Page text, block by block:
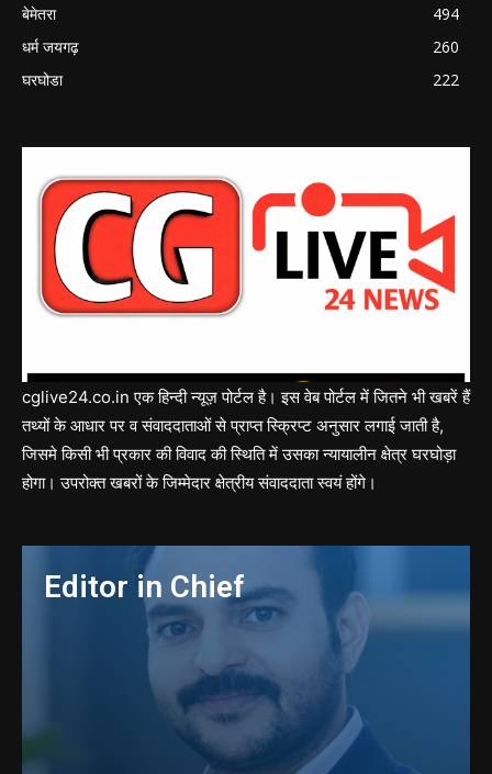
बेमेतरा
494
धर्म जयगढ़
260
घरघोडा
222
cglive24.co.in एक हिन्दी न्यूज़ पोर्टल है। इस वेब पोर्टल में जितने भी खबरें हैं
तथ्यों के आधार पर व संवाददाताओं से प्राप्त स्क्रिप्ट अनुसार लगाई जाती है,
जिसमे किसी भी प्रकार की विवाद की स्थिति में उसका न्यायालीन क्षेत्र घरघोड़ा
होगा। उपरोक्त खबरों के जिम्मेदार क्षेत्रीय संवाददाता स्वयं होंगे।
Editor in Chief